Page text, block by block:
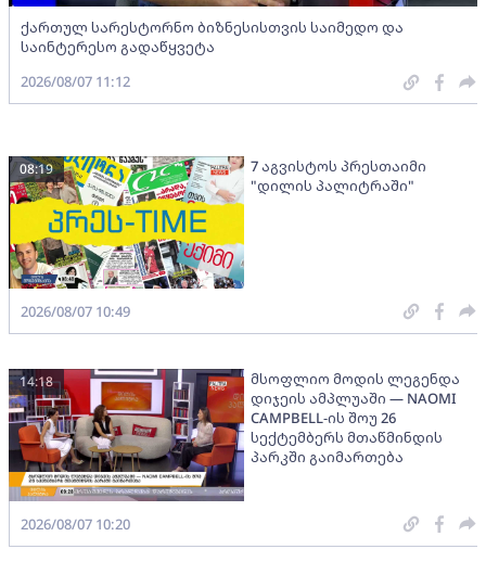
ქართულ სარესტორნო ბიზნესისთვის საიმედო და
საინტერესო გადაწყვეტა
2026/08/07 11:12
7 აგვისტოს პრესთაიმი
"დილის პალიტრაში"
08:19
2026/08/07 10:49
მსოფლიო მოდის ლეგენდა
დიჯეის ამპლუაში — NAOMI
CAMPBELL-ის შოუ 26
სექტემბერს მთაწმინდის
პარკში გაიმართება
14:18
2026/08/07 10:20